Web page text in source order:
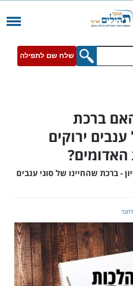
שלח שם לתפילה
ירוקים
שהחיינו של סוגי ענבים